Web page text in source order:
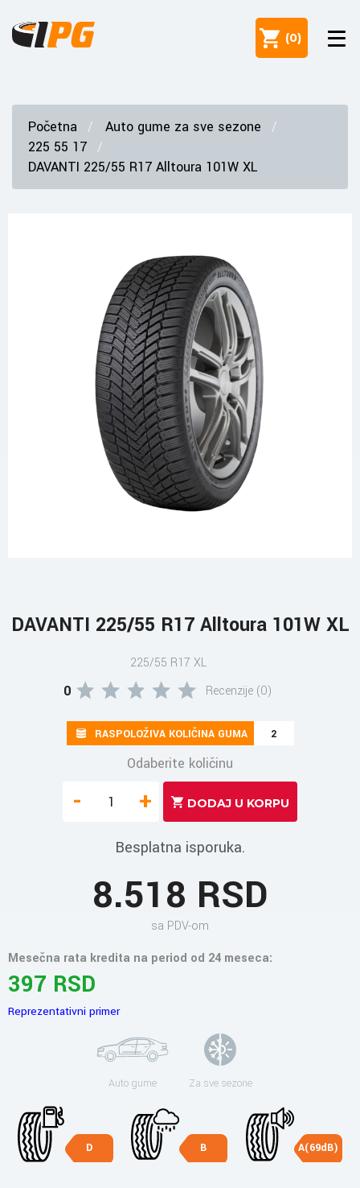
(0)
Početna
Auto gume za sve sezone
225 55 17
DAVANTI 225/55 R17 Alltoura 101W XL
DAVANTI 225/55 R17 Alltoura 101W XL
225/55 R17 XL
0 Recenzije (0)
RASPOLOŽIVA KOLIČINA GUMA 2
Odaberite količinu
- +
Besplatna isporuka.
8.518 RSD
sa PDV-om
Mesečna rata kredita na period od 24 meseca:
397 RSD
Reprezentativni primer
Auto gume Za sve sezone
D B A(69dB)